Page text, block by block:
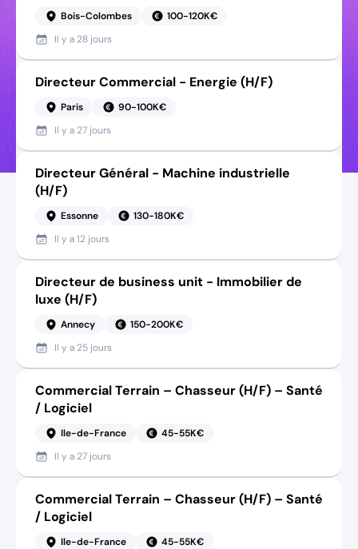
Bois-Colombes
100-120K€
Il y a 28 jours
Directeur Commercial - Energie (H/F)
Paris
90-100K€
Il y a 27 jours
Directeur Général - Machine industrielle
(H/F)
Essonne
130-180K€
Il y a12 jours
Directeur de business unit - Immobilier de
luxe (H/F)
Annecy
150-200K€
Il y a 25 jours
Commercial Terrain – Chasseur (H/F) – Santé
/ Logiciel
Ile-de-France
45-55K€
Il y a 27 jours
Commercial Terrain – Chasseur (H/F) – Santé
/ Logiciel
Ile-de-France
45-55K€